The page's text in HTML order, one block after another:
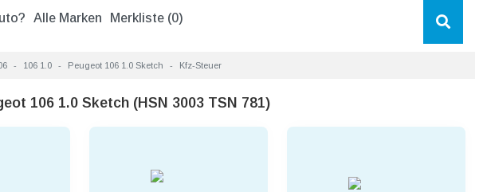
Alle Marken Merkliste (0)
106 1.0 Peugeot 106 1.0 Sketch Kfz-Steuer
106 1.0 Sketch (HSN 3003 TSN 781)